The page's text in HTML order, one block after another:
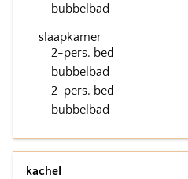
bubbelbad
slaapkamer
2-pers. bed
bubbelbad
2-pers. bed
bubbelbad
kachel